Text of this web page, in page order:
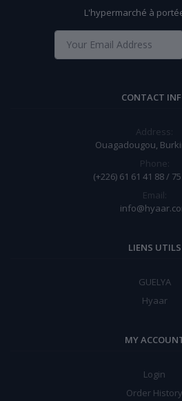
L'hypermarché à
CONTACT
Address:
Ouagadougou,
Phone:
(+226) 61 61 41 88 /
Email:
LIENS UTILS
GUELYA
Hyaar
MY
Login
Order History